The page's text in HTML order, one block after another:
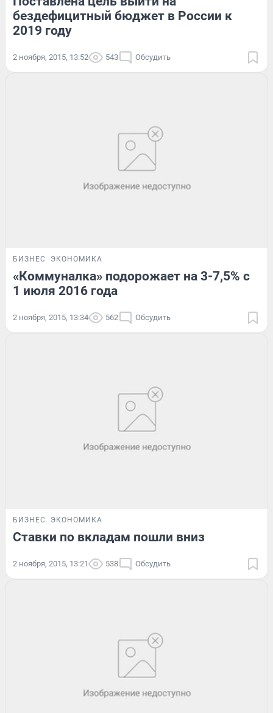
бездефицитный бюджет в России к
2019 году
2 ноября, 2015, 13:52 543 Обсудить
БИЗНЕС ЭКОНОМИКА
«Коммуналка» подорожает на 3-7,5% с
1 июля 2016 года
2 ноября, 2015, 13:34 562 Обсудить
БИЗНЕС ЭКОНОМИКА
Ставки по вкладам пошли вниз
2 ноября, 2015, 13:21 538 Обсудить